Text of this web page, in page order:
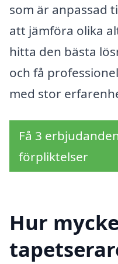
som är anpassad
att jämföra olika
hitta den bästa
och få
med stor
Få 3
förpliktelser
Hur